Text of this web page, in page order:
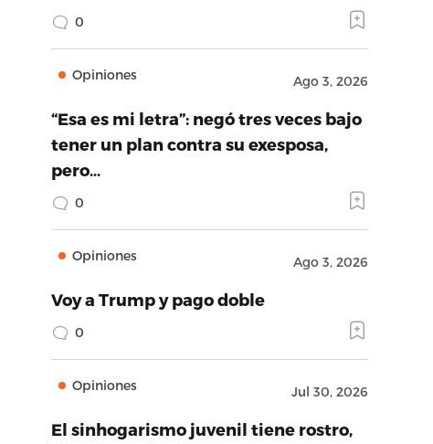
0
Opiniones Ago 3, 2026
“Esa es mi letra”: negó tres veces bajo
tener un plan contra su exesposa,
pero…
0
Opiniones Ago 3, 2026
Voy a Trump y pago doble
0
Opiniones Jul 30, 2026
El sinhogarismo juvenil tiene rostro,